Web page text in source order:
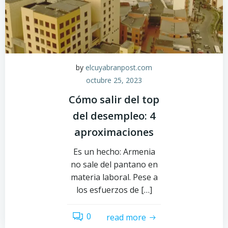
by elcuyabranpost.com
octubre 25, 2023
Cómo salir del top
del desempleo: 4
aproximaciones
Es un hecho: Armenia
no sale del pantano en
materia laboral. Pese a
los esfuerzos de […]
0 read more